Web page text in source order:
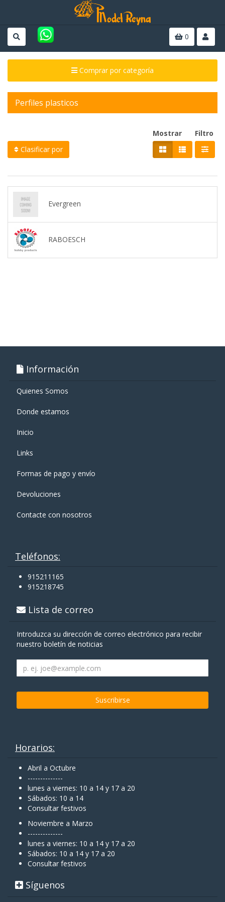
0
Comprar por categoría
Perfiles plasticos
Clasificar por
Filtro
Mostrar
Evergreen
RABOESCH
Información
Quienes Somos
Donde estamos
Inicio
Links
Formas de pago y enví­o
Devoluciones
Contacte con nosotros
Teléfonos:
915211165
915218745
Lista de correo
Introduzca su dirección de correo electrónico para recibir
nuestro boletín de noticias
Horarios:
Abril a Octubre
--------------
lunes a viernes: 10 a 14 y 17 a 20
Sábados: 10 a 14
Consultar festivos
Noviembre a Marzo
--------------
lunes a viernes: 10 a 14 y 17 a 20
Sábados: 10 a 14 y 17 a 20
Consultar festivos
Síguenos